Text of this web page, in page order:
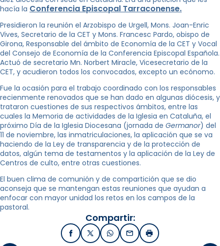
hacía la Conferencia Episcopal Tarraconense.
Presidieron la reunión el Arzobispo de Urgell, Mons. Joan-Enric
Vives, Secretario de la CET y Mons. Francesc Pardo, obispo de
Girona, Responsable del ámbito de Economía de la CET y Vocal
del Consejo de Economía de la Conferencia Episcopal Española.
Actuó de secretario Mn. Norbert Miracle, Vicesecretario de la
CET, y acudieron todos los convocados, excepto un ecónomo.
Fue la ocasión para el trabajo coordinado con los responsables
recienmente renovados que se han dado en algunas diócesis, y
trataron cuestiones de sus respectivos ámbitos, entre las
cuales la Memoria de actividades de la Iglesia en Cataluña, el
próximo Día de la Iglesia Diocesana (jornada de Germanor) del
11 de noviembre, las inmatriculaciones, la aplicación que se va
haciendo de la Ley de transparencia y de la protección de
datos, algún tema de testamentos y la aplicación de la Ley de
Centros de culto, entre otras cuestiones.
El buen clima de comunión y de compartición que se dio
aconseja que se mantengan estas reuniones que ayudan a
enfocar con mayor unidad los retos en los campos de la
pastoral.
Compartir:
FacebookX / TwitterWhatsApp
EmailImprimir